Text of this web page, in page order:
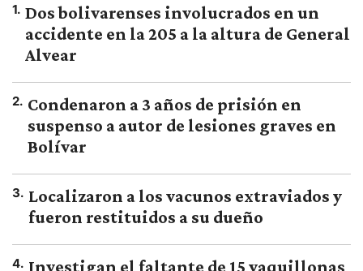
1. Dos bolivarenses involucrados en un
accidente en la 205 a la altura de General
Alvear
2. Condenaron a 3 años de prisión en
suspenso a autor de lesiones graves en
Bolívar
3. Localizaron a los vacunos extraviados y
fueron restituidos a su dueño
4. Investigan el faltante de 15 vaquillonas